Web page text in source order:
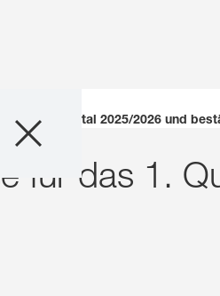
Unternehmen
Geschäftsfelder
das 1. Quartal 2025/2026 und
für das 1.